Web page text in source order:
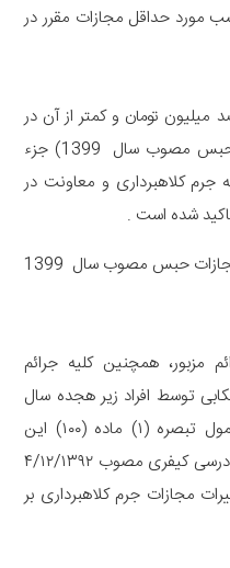
مورد حداقل مجازات مقرر در
میلیون تومان و کمتر از آن در
قانون جدید (قانون کاهش مجازات حبس مصوب سال 1399) جزء
جرم کلاهبرداری و معاونت در
شده است .
قانون کاهش مجازات حبس مصوب سال 1399
مزبور، همچنین کلیه جرائم
توسط افراد زیر هجده سال
در صورت داشتن بزه‌دیده، مشمول تبصره (۱) ماده (۱۰۰) این
قانون و ماده (۱۲) قانون آیین دادرسی کیفری مصوب ۴/۱۲/۱۳۹۲
مجازات جرم کلاهبرداری بر